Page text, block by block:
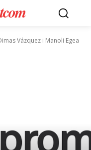
Vázquez i Manoli Egea